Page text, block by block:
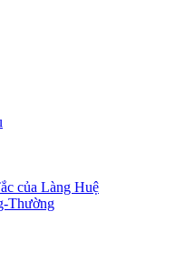
của Làng Huệ
Thường